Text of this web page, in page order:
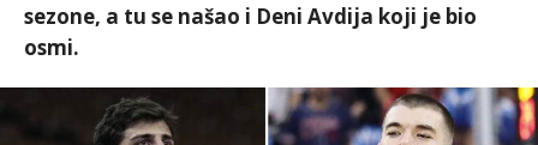
sezone, a tu se našao i Deni Avdija koji je bio
osmi.